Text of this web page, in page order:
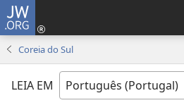
JW.ORG
Coreia do Sul
LEIA EM